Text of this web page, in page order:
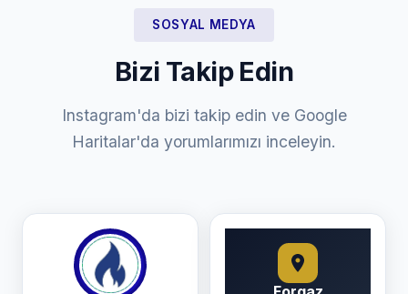
SOSYAL MEDYA
Bizi Takip Edin
Instagram'da bizi takip edin ve Google
Haritalar'da yorumlarımızı inceleyin.